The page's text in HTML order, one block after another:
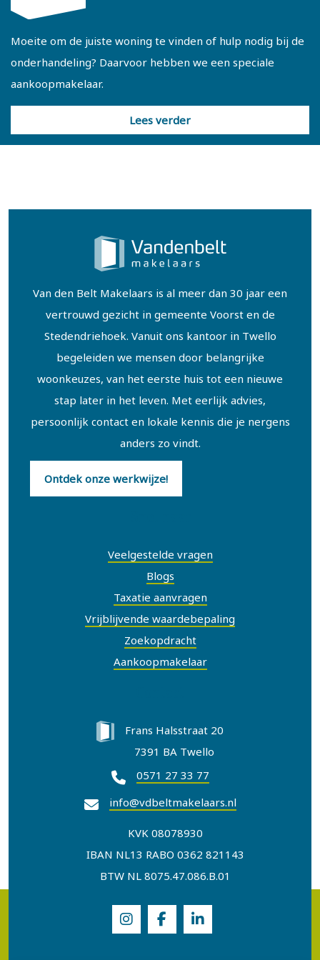
Wil je deze woning bezichtigen? Plan dan eenvoudig online
een afspraak in via onze website of vraag een bezichtiging
aan via Funda. Is er geen passend moment beschikbaar?
een afspraak op een ander moment.
Moeite om de juiste woning te vinden of hulp nodig bij de
onderhandeling? Daarvoor hebben we een speciale
aankoopmakelaar.
Lees verder
Van den Belt Makelaars is al meer dan 30 jaar een
vertrouwd gezicht in gemeente Voorst en de
Stedendriehoek. Vanuit ons kantoor in Twello
begeleiden we mensen door belangrijke
woonkeuzes, van het eerste huis tot een nieuwe
stap later in het leven. Met eerlijk advies,
persoonlijk contact en lokale kennis die je nergens
anders zo vindt.
Ontdek onze werkwijze!
Veelgestelde vragen
Blogs
Taxatie aanvragen
Vrijblijvende waardebepaling
Zoekopdracht
Aankoopmakelaar
Frans Halsstraat 20
7391 BA Twello
0571 27 33 77
info@vdbeltmakelaars.nl
KVK 08078930
IBAN NL13 RABO 0362 821143
BTW NL 8075.47.086.B.01